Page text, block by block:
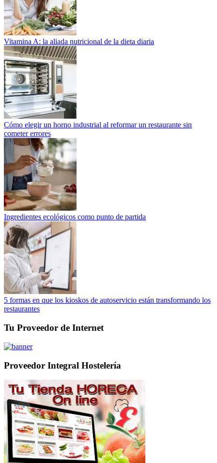
Vitamina A: la aliada nutricional de la dieta diaria
Cómo elegir un horno industrial al reformar un restaurante sin
cometer errores
Ingredientes ecológicos como punto de partida
5 formas en que los kioskos de autoservicio están transformando los
restaurantes
Tu Proveedor de Internet
Proveedor Integral Hostelería